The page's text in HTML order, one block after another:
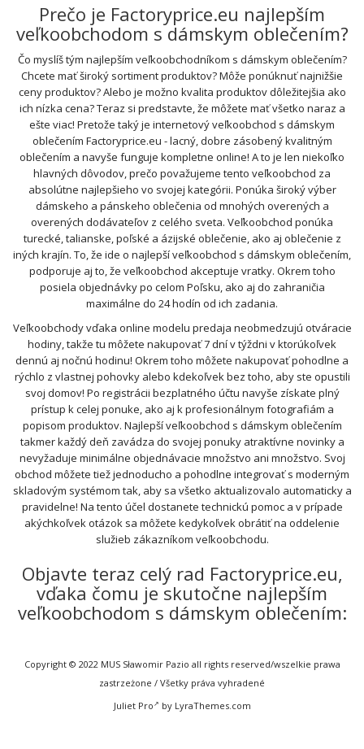
Prečo je Factoryprice.eu najlepším
veľkoobchodom s dámskym oblečením?
Čo myslíš tým najlepším veľkoobchodníkom s dámskym oblečením?
Chcete mať široký sortiment produktov? Môže ponúknuť najnižšie
ceny produktov? Alebo je možno kvalita produktov dôležitejšia ako
ich nízka cena? Teraz si predstavte, že môžete mať všetko naraz a
ešte viac! Pretože taký je internetový veľkoobchod s dámskym
oblečením Factoryprice.eu - lacný, dobre zásobený kvalitným
oblečením a navyše funguje kompletne online! A to je len niekoľko
hlavných dôvodov, prečo považujeme tento veľkoobchod za
absolútne najlepšieho vo svojej kategórii. Ponúka široký výber
dámskeho a pánskeho oblečenia od mnohých overených a
overených dodávateľov z celého sveta. Veľkoobchod ponúka
turecké, talianske, poľské a ázijské oblečenie, ako aj oblečenie z
iných krajín. To, že ide o najlepší veľkoobchod s dámskym oblečením,
podporuje aj to, že veľkoobchod akceptuje vratky. Okrem toho
posiela objednávky po celom Poľsku, ako aj do zahraničia
maximálne do 24 hodín od ich zadania.
Veľkoobchody vďaka online modelu predaja neobmedzujú otváracie
hodiny, takže tu môžete nakupovať 7 dní v týždni v ktorúkoľvek
dennú aj nočnú hodinu! Okrem toho môžete nakupovať pohodlne a
rýchlo z vlastnej pohovky alebo kdekoľvek bez toho, aby ste opustili
svoj domov! Po registrácii bezplatného účtu navyše získate plný
prístup k celej ponuke, ako aj k profesionálnym fotografiám a
popisom produktov. Najlepší veľkoobchod s dámskym oblečením
takmer každý deň zavádza do svojej ponuky atraktívne novinky a
nevyžaduje minimálne objednávacie množstvo ani množstvo. Svoj
obchod môžete tiež jednoducho a pohodlne integrovať s moderným
skladovým systémom tak, aby sa všetko aktualizovalo automaticky a
pravidelne! Na tento účel dostanete technickú pomoc a v prípade
akýchkoľvek otázok sa môžete kedykoľvek obrátiť na oddelenie
služieb zákazníkom veľkoobchodu.
Objavte teraz celý rad Factoryprice.eu,
vďaka čomu je skutočne najlepším
veľkoobchodom s dámskym oblečením:
Copyright © 2022 MUS Sławomir Pazio all rights reserved/wszelkie prawa
zastrzeżone / Všetky práva vyhradené
Juliet Pro
by LyraThemes.com